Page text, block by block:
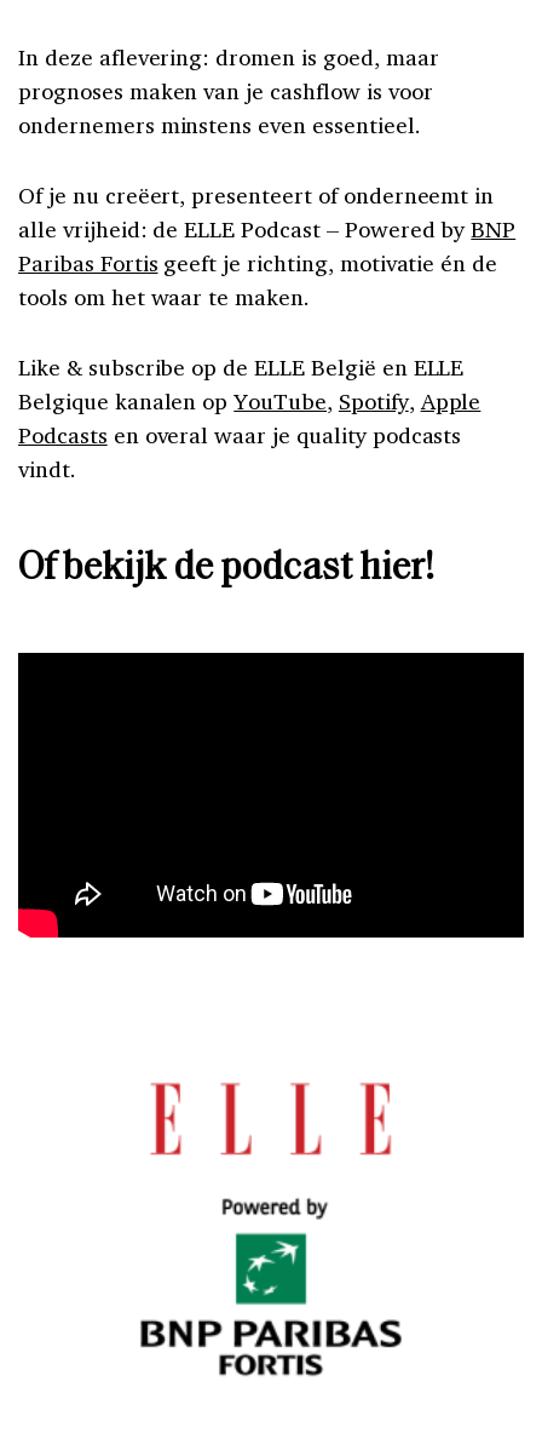
In deze aflevering: dromen is goed, maar
prognoses maken van je cashflow is voor
ondernemers minstens even essentieel.
Of je nu creëert, presenteert of onderneemt in
alle vrijheid: de ELLE Podcast – Powered byBNP
Paribas Fortis geeft je richting, motivatie én de
tools om het waar te maken.
Like & subscribe op de ELLE België en ELLE
Belgique kanalen opYouTube, Spotify, Apple
Podcasts en overal waar je quality podcasts
vindt.
Of bekijk de podcast hier!